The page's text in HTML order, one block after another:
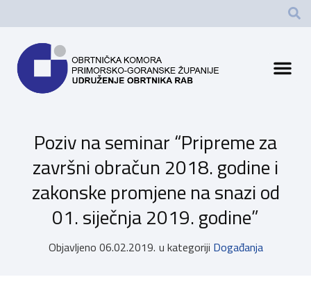
Poziv na seminar “Pripreme za
završni obračun 2018. godine i
zakonske promjene na snazi od
01. siječnja 2019. godine”
Objavljeno 06.02.2019. u kategoriji Događanja